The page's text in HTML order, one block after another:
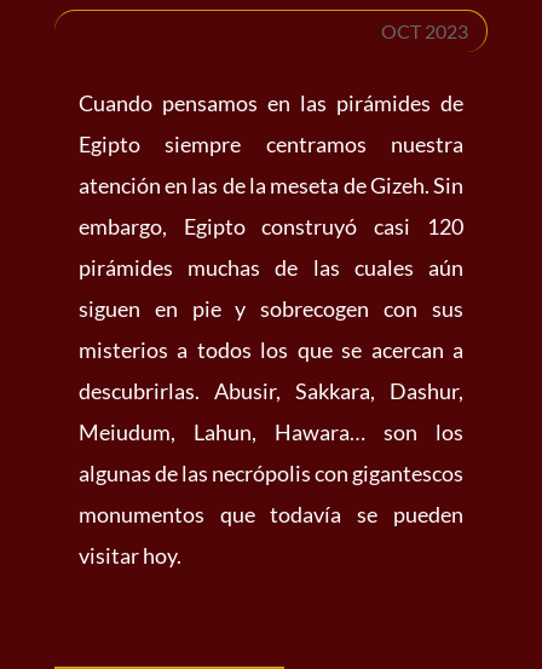
OCT 2023
Cuando pensamos en las pirámides de
Egipto siempre centramos nuestra
atención en las de la meseta de Gizeh. Sin
embargo, Egipto construyó casi 120
pirámides muchas de las cuales aún
siguen en pie y sobrecogen con sus
misterios a todos los que se acercan a
descubrirlas. Abusir, Sakkara, Dashur,
Meiudum, Lahun, Hawara… son los
algunas de las necrópolis con gigantescos
monumentos que todavía se pueden
visitar hoy.